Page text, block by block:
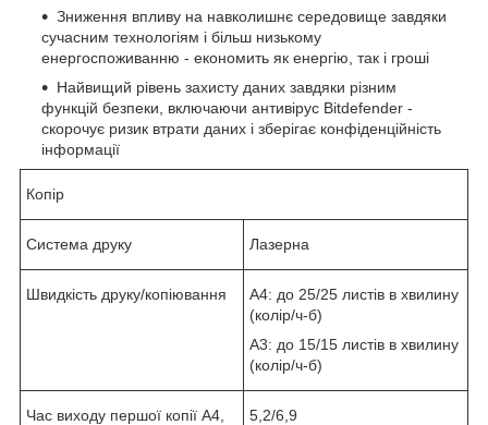
Зниження впливу на навколишнє середовище завдяки
сучасним технологіям і більш низькому
енергоспоживанню - економить як енергію, так і гроші
Найвищий рівень захисту даних завдяки різним
функцій безпеки, включаючи антивірус Bitdefender -
скорочує ризик втрати даних і зберігає конфіденційність
інформації
Копір
Система друку Лазерна
Швидкість друку/копіювання
А4: до 25/25 листів в хвилину
(колір/ч-б)
А3: до 15/15 листів в хвилину
(колір/ч-б)
Час виходу першої копії А4,
5,2/6,9